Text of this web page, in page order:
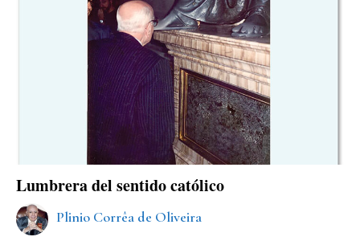
Lumbrera del sentido católico
Plinio Corrêa de Oliveira